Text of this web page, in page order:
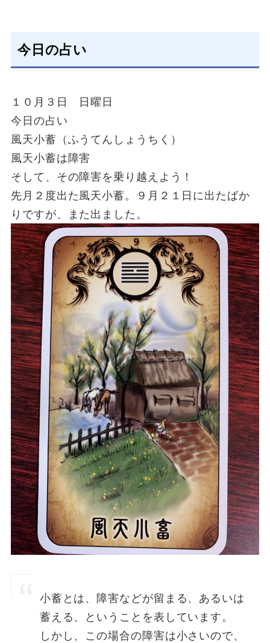
今日の占い
１０月３日 日曜日
今日の占い
風天小蓄（ふうてんしょうちく）
風天小蓄は障害
そして、その障害を乗り越えよう！
先月２度出た風天小蓄。９月２１日に出たばか
りですが、また出ました。
小蓄とは、障害などが留まる、あるいは
蓄える、ということを表しています。
しかし、この場合の障害は小さいので、